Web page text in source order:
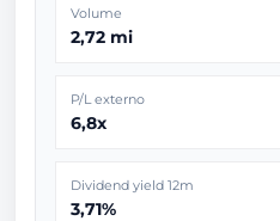
Volume
2,72 mi
P/L externo
6,8x
Dividend yield 12m
3,71%